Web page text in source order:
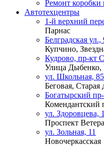
Ремонт коробки
Автотехцентры
1-й верхний
Парнас
Белградская ул.,
Купчино,
Кудрово, пр-кт
Улица Дыбенко,
ул. Школьная, 85
Беговая, Старая
Богатырский
Комендантский
ул. Здоровцева,
Проспект
ул. Зольная, 11
Новочеркасская